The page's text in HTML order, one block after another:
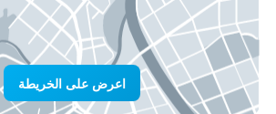
اعرض على الخريطة